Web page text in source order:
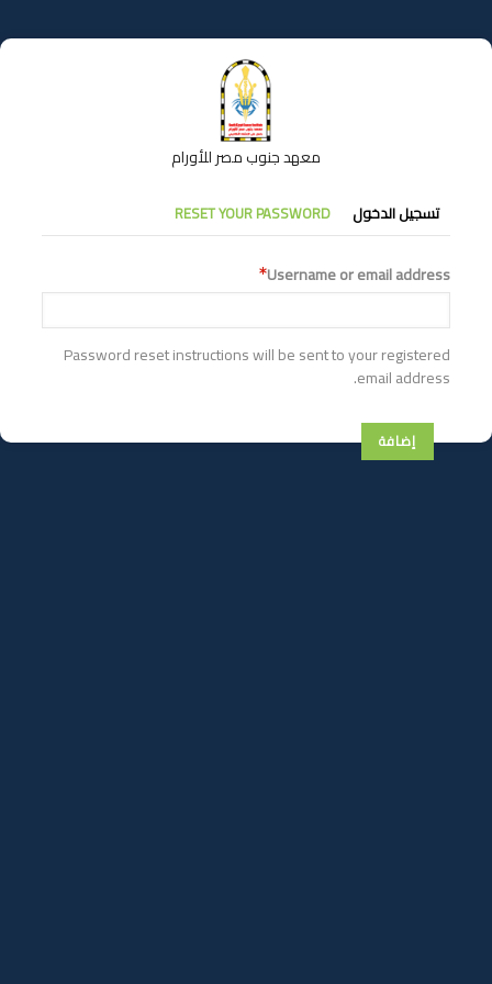
إلى
المحتوى
معهد جنوب مصر للأورام
التبويبات
الأساسية
تسجيل الدخول RESET YOUR PASSWORD
Username or email address
Password reset instructions will be sent to your registered
email address.